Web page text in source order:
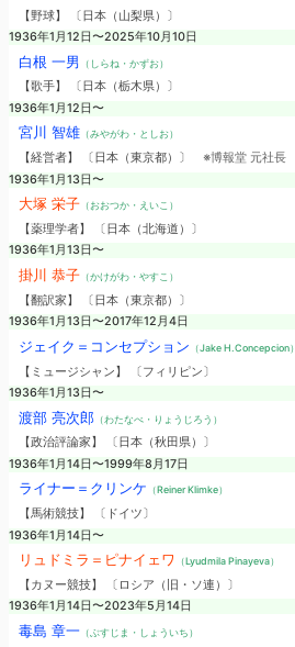
【野球】 〔日本（山梨県）〕
1936年1月12日〜2025年10月10日
白根 一男 （しらね・かずお）
【歌手】 〔日本（栃木県）〕
1936年1月12日〜
宮川 智雄（みやがわ・としお）
【経営者】 〔日本（東京都）〕 ※博報堂 元社長
1936年1月13日〜
大塚 栄子（おおつか・えいこ）
【薬理学者】 〔日本（北海道）〕
1936年1月13日〜
掛川 恭子（かけがわ・やすこ）
【翻訳家】 〔日本（東京都）〕
1936年1月13日〜2017年12月4日
ジェイク＝コンセプション （Jake H.Concepcion）
【ミュージシャン】 〔フィリピン〕
1936年1月13日〜
渡部 亮次郎（わたなべ・りょうじろう）
【政治評論家】 〔日本（秋田県）〕
1936年1月14日〜1999年8月17日
ライナー＝クリンケ （Reiner Klimke）
【馬術競技】 〔ドイツ〕
1936年1月14日〜
リュドミラ＝ピナイェワ （Lyudmila Pinayeva）
【カヌー競技】 〔ロシア（旧・ソ連）〕
1936年1月14日〜2023年5月14日
毒島 章一（ぶすじま・しょういち）